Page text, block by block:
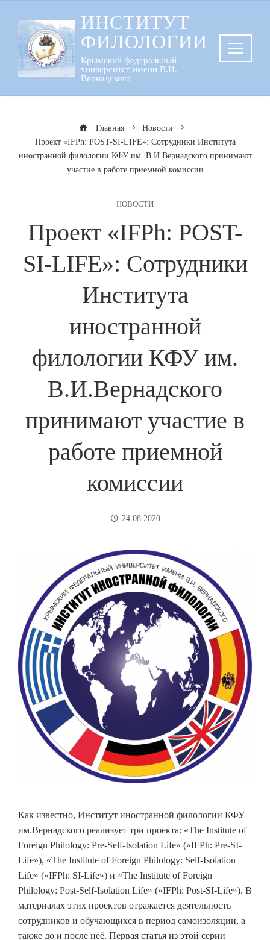
содержанию
ИНСТИТУТ
ФИЛОЛОГИИ
Крымский федеральный
университет имени В.И.
Вернадского
Главная
Новости
Проект «IFPh: POST-SI-LIFE»: Сотрудники Института
иностранной филологии КФУ им. В.И.Вернадского принимают
участие в работе приемной комиссии
НОВОСТИ
Проект «IFPh: POST-
SI-LIFE»: Сотрудники
Института
иностранной
филологии КФУ им.
В.И.Вернадского
принимают участие в
работе приемной
комиссии
24.08.2020
Как известно, Институт иностранной филологии КФУ
им.Вернадского реализует три проекта: «The Institute of
Foreign Philology: Pre-Self-Isolation Life» («IFPh: Pre-SI-
Life»), «The Institute of Foreign Philology: Self-Isolation
Life» («IFPh: SI-Life») и «The Institute of Foreign
Philology: Post-Self-Isolation Life» («IFPh: Post-SI-Life»). В
материалах этих проектов отражается деятельность
сотрудников и обучающихся в период самоизоляции, а
также до и после неё. Первая статья из этой серии